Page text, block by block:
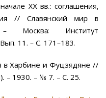
XX вв.: соглашения,
// Славянский мир в
– Москва: Институт
11. – С. 171–183.
в Харбине и Фуцзядяне //
– 1930. – № 7. – С. 25.